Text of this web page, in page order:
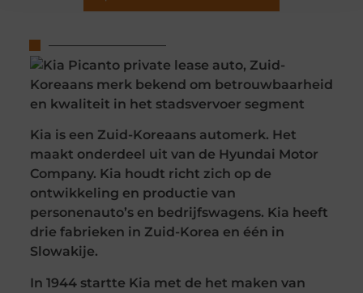
Kia is een Zuid-Koreaans automerk. Het
maakt onderdeel uit van de Hyundai Motor
Company. Kia houdt richt zich op de
ontwikkeling en productie van
personenauto’s en bedrijfswagens. Kia heeft
drie fabrieken in Zuid-Korea en één in
Slowakije.
In 1944 startte Kia met de het maken van